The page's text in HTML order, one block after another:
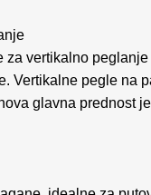
vertikalno
Vertikalne pegle na
glavna prednost